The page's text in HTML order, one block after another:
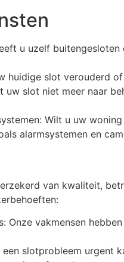
u uzelf
huidige slot verouderd
uw slot niet meer naar
Wilt u uw
alarmsystemen en
van kwaliteit,
Onze vakmensen
slotprobleem urgent